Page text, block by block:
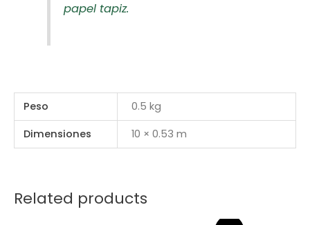
papel tapiz.
Peso
0.5 kg
Dimensiones
10 × 0.53 m
Related products